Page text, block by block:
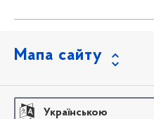
Мапа сайту
Українською